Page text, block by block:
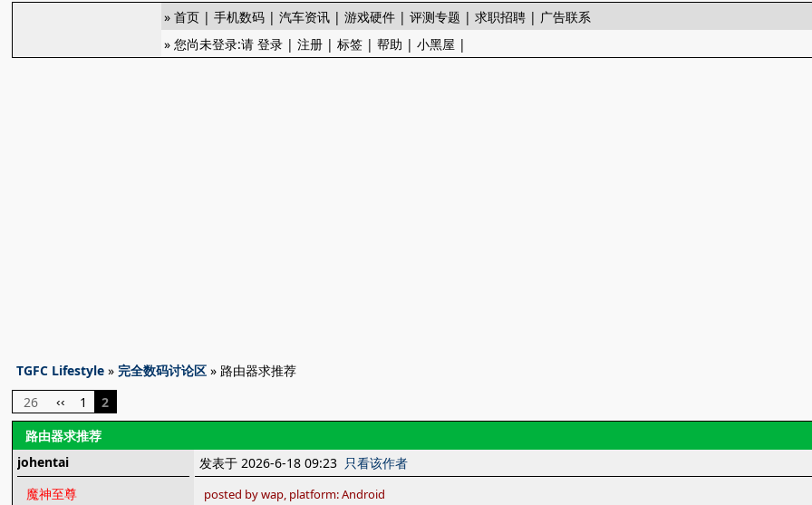
»首页 |手机数码 |汽车资讯 |游戏硬件 |评测专题 |求职招聘 | 广告联系
» 您尚未登录:请登录 |注册 |标签 |帮助 |小黑屋 |
TGFC Lifestyle » 完全数码讨论区 » 路由器求推荐
26
‹‹ 1
2
路由器求推荐
johentai
魔神至尊
发表于 2026-6-18 09:23 只看该作者
posted by wap, platform: Android